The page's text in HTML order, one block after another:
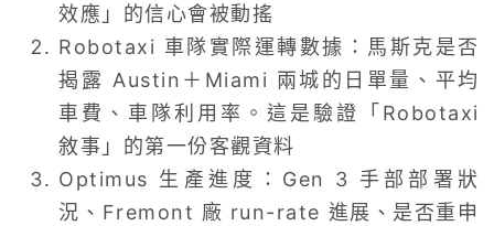
效應」的信心會被動搖
Robotaxi 車隊實際運轉數據：馬斯克是否
揭露 Austin＋Miami 兩城的日單量、平均
車費、車隊利用率。這是驗證「Robotaxi
敘事」的第一份客觀資料
Optimus 生產進度：Gen 3 手部部署狀
況、Fremont 廠 run-rate 進展、是否重申